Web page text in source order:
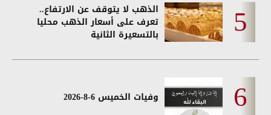
الذهب لا يتوقف عن الارتفاع..
تعرف على أسعار الذهب محليا
بالتسعيرة الثانية
وفيات الخميس 6-8-2026